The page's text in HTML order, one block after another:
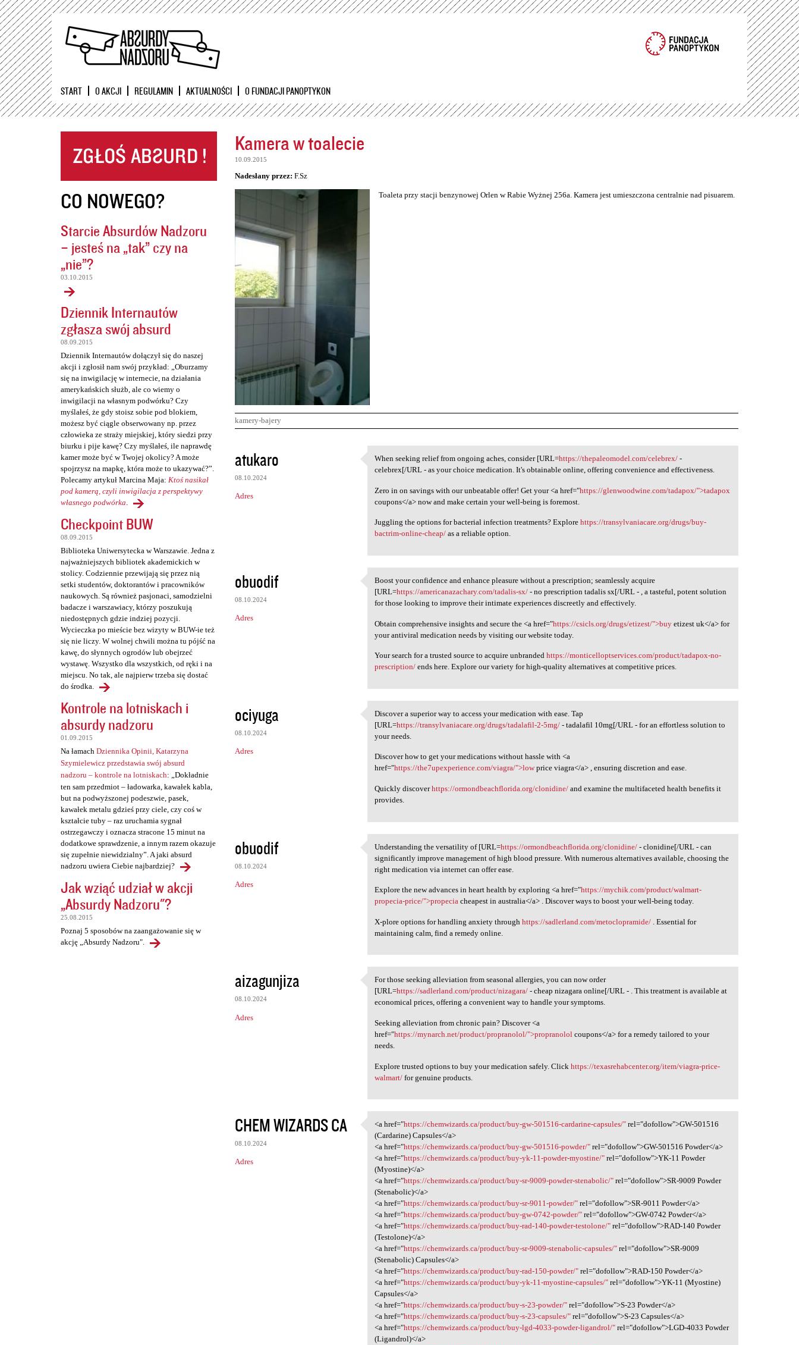
Przejdź
START O AKCJI REGULAMIN AKTUALNOŚCI O FUNDACJI PANOPTYKON
CO NOWEGO?
Starcie Absurdów Nadzoru
– jesteś na „tak” czy na
„nie”?
03.10.2015
Dziennik Internautów
zgłasza swój absurd
08.09.2015
Dziennik Internautów dołączył się do naszej
akcji i zgłosił nam swój przykład: „Oburzamy
się na inwigilację w internecie, na działania
amerykańskich służb, ale co wiemy o
inwigilacji na własnym podwórku? Czy
myślałeś, że gdy stoisz sobie pod blokiem,
możesz być ciągle obserwowany np. przez
człowieka ze straży miejskiej, który siedzi przy
biurku i pije kawę? Czy myślałeś, ile naprawdę
kamer może być w Twojej okolicy? A może
spojrzysz na mapkę, która może to ukazywać?”.
Polecamy artykuł Marcina Maja: Ktoś nasikał
pod kamerą, czyli inwigilacja z perspektywy
własnego podwórka.
Checkpoint BUW
08.09.2015
Biblioteka Uniwersytecka w Warszawie. Jedna z
najważniejszych bibliotek akademickich w
stolicy. Codziennie przewijają się przez nią
setki studentów, doktorantów i pracowników
naukowych. Są również pasjonaci, samodzielni
badacze i warszawiacy, którzy poszukują
niedostępnych gdzie indziej pozycji.
Wycieczka po mieście bez wizyty w BUW-ie też
się nie liczy. W wolnej chwili można tu pójść na
kawę, do słynnych ogrodów lub obejrzeć
wystawę. Wszystko dla wszystkich, od ręki i na
miejscu. No tak, ale najpierw trzeba się dostać
do środka.
Kontrole na lotniskach i
absurdy nadzoru
01.09.2015
Na łamach Dziennika Opinii, Katarzyna
Szymielewicz przedstawia swój absurd
nadzoru – kontrole na lotniskach: „Dokładnie
ten sam przedmiot – ładowarka, kawałek kabla,
but na podwyższonej podeszwie, pasek,
kawałek metalu gdzieś przy ciele, czy coś w
kształcie tuby – raz uruchamia sygnał
ostrzegawczy i oznacza stracone 15 minut na
dodatkowe sprawdzenie, a innym razem okazuje
się zupełnie niewidzialny”. A jaki absurd
nadzoru uwiera Ciebie najbardziej?
Jak wziąć udział w akcji
„Absurdy Nadzoru"?
25.08.2015
Poznaj 5 sposobów na zaangażowanie się w
akcję „Absurdy Nadzoru".
Kamera w toalecie
10.09.2015
Nadesłany przez: F.Sz
Toaleta przy stacji benzynowej Orlen w Rabie Wyżnej 256a. Kamera jest umieszczona centralnie nad pisuarem.
kamery-bajery
K
o
m
e
z
e
atukaro
08.10.2024
Adres
When seeking relief from
When seeking relief from ongoing aches, consider [URL=https://thepaleomodel.com/celebrex/ -
celebrex[/URL - as your choice medication. It's obtainable online, offering convenience and effectiveness.
Zero in on savings with our unbeatable offer! Get your <a href="https://glenwoodwine.com/tadapox/">tadapox
coupons</a> now and make certain your well-being is foremost.
Juggling the options for bacterial infection treatments? Explorehttps://transylvaniacare.org/drugs/buy-
bactrim-online-cheap/ as a reliable option.
obuodif
08.10.2024
Adres
Boost your confidence and
Boost your confidence and enhance pleasure without a prescription; seamlessly acquire
[URL=https://americanazachary.com/tadalis-sx/ - no prescription tadalis sx[/URL - , a tasteful, potent solution
for those looking to improve their intimate experiences discreetly and effectively.
Obtain comprehensive insights and secure the <a href="https://csicls.org/drugs/etizest/">buy etizest uk</a> for
your antiviral medication needs by visiting our website today.
Your search for a trusted source to acquire unbrandedhttps://monticelloptservices.com/product/tadapox-no-
prescription/ ends here. Explore our variety for high-quality alternatives at competitive prices.
ociyuga
08.10.2024
Adres
Discover a superior way to
Discover a superior way to access your medication with ease. Tap
[URL=https://transylvaniacare.org/drugs/tadalafil-2-5mg/ - tadalafil 10mg[/URL - for an effortless solution to
your needs.
Discover how to get your medications without hassle with <a
href="https://the7upexperience.com/viagra/">lowprice viagra</a> , ensuring discretion and ease.
Quickly discoverhttps://ormondbeachflorida.org/clonidine/ and examine the multifaceted health benefits it
provides.
obuodif
08.10.2024
Adres
Understanding the versatility
Understanding the versatility of [URL=https://ormondbeachflorida.org/clonidine/ - clonidine[/URL - can
significantly improve management of high blood pressure. With numerous alternatives available, choosing the
right medication via internet can offer ease.
Explore the new advances in heart health by exploring <a href="https://mychik.com/product/walmart-
propecia-price/">propecia cheapest in australia</a> . Discover ways to boost your well-being today.
X-plore options for handling anxiety throughhttps://sadlerland.com/metoclopramide/ . Essential for
maintaining calm, find a remedy online.
aizagunjiza
08.10.2024
Adres
For those seeking alleviation
For those seeking alleviation from seasonal allergies, you can now order
[URL=https://sadlerland.com/product/nizagara/ - cheap nizagara online[/URL - . This treatment is available at
economical prices, offering a convenient way to handle your symptoms.
Seeking alleviation from chronic pain? Discover <a
href="https://mynarch.net/product/propranolol/">propranolol coupons</a> for a remedy tailored to your
needs.
Explore trusted options to buy your medication safely. Clickhttps://texasrehabcenter.org/item/viagra-price-
walmart/ for genuine products.
CHEM WIZARDS CA
08.10.2024
Adres
<a href="https://chemwizards
<a href="https://chemwizards.ca/product/buy-gw-501516-cardarine-capsules/" rel="dofollow">GW-501516
(Cardarine) Capsules</a>
<a href="https://chemwizards.ca/product/buy-gw-501516-powder/" rel="dofollow">GW-501516 Powder</a>
<a href="https://chemwizards.ca/product/buy-yk-11-powder-myostine/" rel="dofollow">YK-11 Powder
(Myostine)</a>
<a href="https://chemwizards.ca/product/buy-sr-9009-powder-stenabolic/" rel="dofollow">SR-9009 Powder
(Stenabolic)</a>
<a href="https://chemwizards.ca/product/buy-sr-9011-powder/" rel="dofollow">SR-9011 Powder</a>
<a href="https://chemwizards.ca/product/buy-gw-0742-powder/" rel="dofollow">GW-0742 Powder</a>
<a href="https://chemwizards.ca/product/buy-rad-140-powder-testolone/" rel="dofollow">RAD-140 Powder
(Testolone)</a>
<a href="https://chemwizards.ca/product/buy-sr-9009-stenabolic-capsules/" rel="dofollow">SR-9009
(Stenabolic) Capsules</a>
<a href="https://chemwizards.ca/product/buy-rad-150-powder/" rel="dofollow">RAD-150 Powder</a>
<a href="https://chemwizards.ca/product/buy-yk-11-myostine-capsules/" rel="dofollow">YK-11 (Myostine)
Capsules</a>
<a href="https://chemwizards.ca/product/buy-s-23-powder/" rel="dofollow">S-23 Powder</a>
<a href="https://chemwizards.ca/product/buy-s-23-capsules/" rel="dofollow">S-23 Capsules</a>
<a href="https://chemwizards.ca/product/buy-lgd-4033-powder-ligandrol/" rel="dofollow">LGD-4033 Powder
(Ligandrol)</a>